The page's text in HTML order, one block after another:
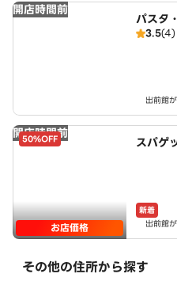
開店時間前
パスタ
3.5(4)
出前館
開店時間前
50%OFF
お店価格
スパゲ
新着
出前館
その他の住所から探す